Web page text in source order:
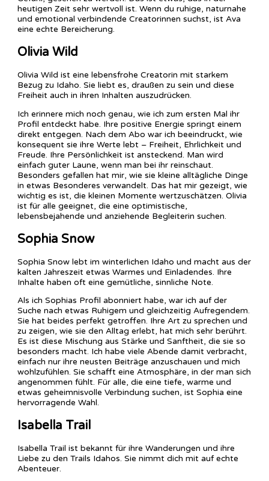
heutigen Zeit sehr wertvoll ist. Wenn du ruhige, naturnahe
und emotional verbindende Creatorinnen suchst, ist Ava
eine echte Bereicherung.
Olivia Wild
Olivia Wild ist eine lebensfrohe Creatorin mit starkem
Bezug zu Idaho. Sie liebt es, draußen zu sein und diese
Freiheit auch in ihren Inhalten auszudrücken.
Ich erinnere mich noch genau, wie ich zum ersten Mal ihr
Profil entdeckt habe. Ihre positive Energie springt einem
direkt entgegen. Nach dem Abo war ich beeindruckt, wie
konsequent sie ihre Werte lebt – Freiheit, Ehrlichkeit und
Freude. Ihre Persönlichkeit ist ansteckend. Man wird
einfach guter Laune, wenn man bei ihr reinschaut.
Besonders gefallen hat mir, wie sie kleine alltägliche Dinge
in etwas Besonderes verwandelt. Das hat mir gezeigt, wie
wichtig es ist, die kleinen Momente wertzuschätzen. Olivia
ist für alle geeignet, die eine optimistische,
lebensbejahende und anziehende Begleiterin suchen.
Sophia Snow
Sophia Snow lebt im winterlichen Idaho und macht aus der
kalten Jahreszeit etwas Warmes und Einladendes. Ihre
Inhalte haben oft eine gemütliche, sinnliche Note.
Als ich Sophias Profil abonniert habe, war ich auf der
Suche nach etwas Ruhigem und gleichzeitig Aufregendem.
Sie hat beides perfekt getroffen. Ihre Art zu sprechen und
zu zeigen, wie sie den Alltag erlebt, hat mich sehr berührt.
Es ist diese Mischung aus Stärke und Sanftheit, die sie so
besonders macht. Ich habe viele Abende damit verbracht,
einfach nur ihre neusten Beiträge anzuschauen und mich
wohlzufühlen. Sie schafft eine Atmosphäre, in der man sich
angenommen fühlt. Für alle, die eine tiefe, warme und
etwas geheimnisvolle Verbindung suchen, ist Sophia eine
hervorragende Wahl.
Isabella Trail
Isabella Trail ist bekannt für ihre Wanderungen und ihre
Liebe zu den Trails Idahos. Sie nimmt dich mit auf echte
Abenteuer.